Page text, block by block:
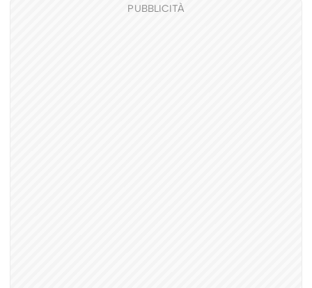
PUBBLICITÀ